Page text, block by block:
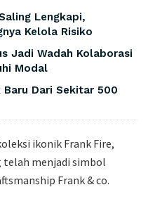
Lengkapi,
Kelola Risiko
Jadi Wadah Kolaborasi
Modal
Baru Dari Sekitar 500
ikonik Frank Fire,
telah menjadi simbol
Frank & co.